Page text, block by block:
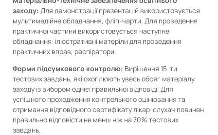
заходу: Для демонстрації презентацій використовується
мультимедійне обладнання, фліп-чарти. Для проведення
практичної частини використовується наступне
обладнання: ілюстративні матеріли для проведення
практичних вправ, респіратори.
Форми підсумкового контролю: Вирішення 15-ти
тестових завдань, які охоплюють увесь обсяг матеріалу
заходу із вибором однієї правильної відповіді. Для
успішного проходження контрольного оцінювання та
отримання відповідного сертифікату лікар-слухач повинен
правильно відповісти не менш ніж на 70% тестових
завдань.